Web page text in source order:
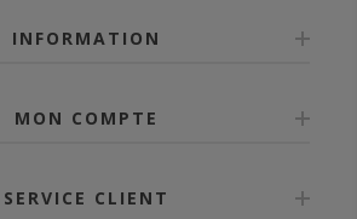
INFORMATION
MON COMPTE
SERVICE CLIENT